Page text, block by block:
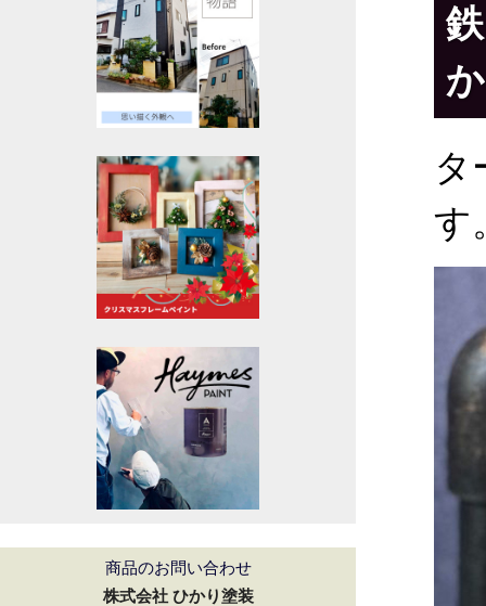
商品のお問い合わせ
株式会社 ひかり塗装
タ
す